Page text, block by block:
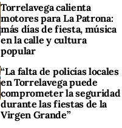
Torrelavega calienta
motores para La Patrona:
más días de fiesta, música
en la calle y cultura
popular
“La falta de policías locales
en Torrelavega puede
comprometer la seguridad
durante las fiestas de la
Virgen Grande”